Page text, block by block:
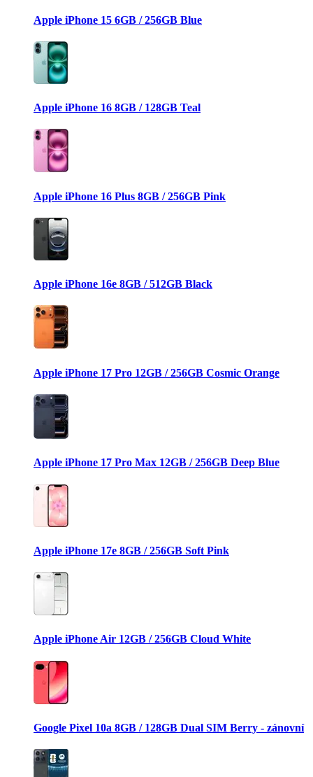
Apple iPhone 15 6GB / 256GB Blue
Apple iPhone 16 8GB / 128GB Teal
Apple iPhone 16 Plus 8GB / 256GB Pink
Apple iPhone 16e 8GB / 512GB Black
Apple iPhone 17 Pro 12GB / 256GB Cosmic Orange
Apple iPhone 17 Pro Max 12GB / 256GB Deep Blue
Apple iPhone 17e 8GB / 256GB Soft Pink
Apple iPhone Air 12GB / 256GB Cloud White
Google Pixel 10a 8GB / 128GB Dual SIM Berry - zánovní